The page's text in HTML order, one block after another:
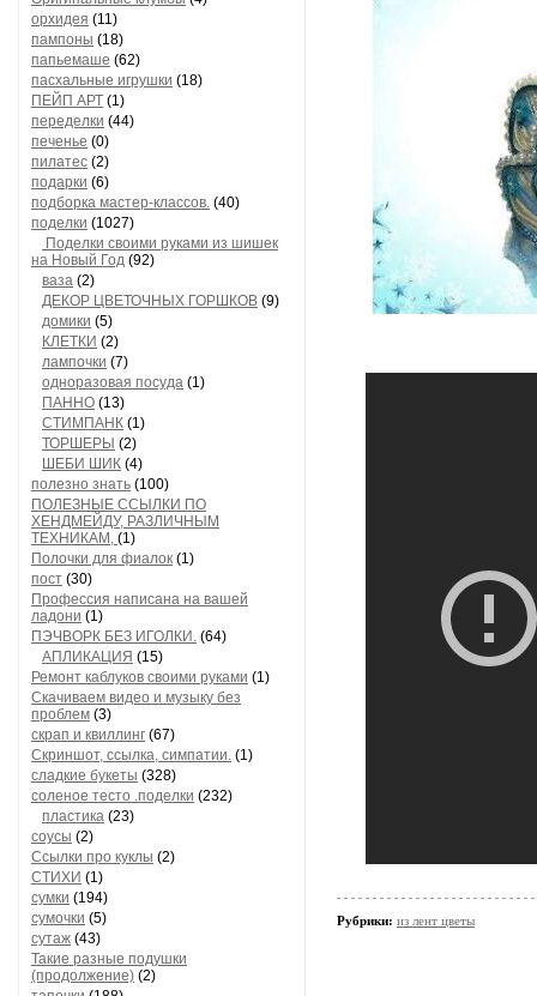
орхидея (11)
пампоны (18)
папьемаше (62)
пасхальные игрушки (18)
ПЕЙП АРТ (1)
переделки (44)
печенье (0)
пилатес (2)
подарки (6)
подборка мастер-классов. (40)
поделки (1027)
Поделки своими руками из шишек
на Новый Год (92)
ваза (2)
ДЕКОР ЦВЕТОЧНЫХ ГОРШКОВ (9)
домики (5)
КЛЕТКИ (2)
лампочки (7)
одноразовая посуда (1)
ПАННО (13)
СТИМПАНК (1)
ТОРШЕРЫ (2)
ШЕБИ ШИК (4)
полезно знать (100)
ПОЛЕЗНЫЕ ССЫЛКИ ПО
ХЕНДМЕЙДУ, РАЗЛИЧНЫМ
ТЕХНИКАМ, (1)
Полочки для фиалок (1)
пост (30)
Профессия написана на вашей
ладони (1)
ПЭЧВОРК БЕЗ ИГОЛКИ. (64)
АПЛИКАЦИЯ (15)
Ремонт каблуков своими руками (1)
Скачиваем видео и музыку без
проблем (3)
скрап и квиллинг (67)
Скриншот, ссылка, симпатии. (1)
сладкие букеты (328)
соленое тесто .поделки (232)
пластика (23)
соусы (2)
Ссылки про куклы (2)
СТИХИ (1)
сумки (194)
сумочки (5)
сутаж (43)
Такие разные подушки
(продолжение) (2)
Рубрики: из лент цветы